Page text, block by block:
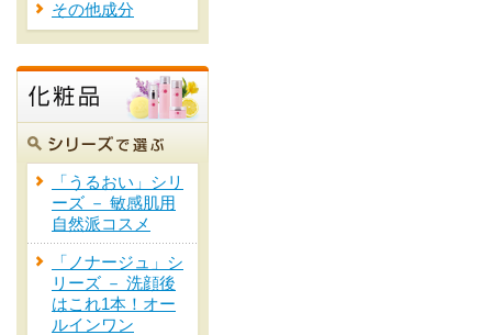
その他成分
「うるおい」シリ
ーズ － 敏感肌用
自然派コスメ
「ノナージュ」シ
リーズ － 洗顔後
はこれ1本！オー
ルインワン